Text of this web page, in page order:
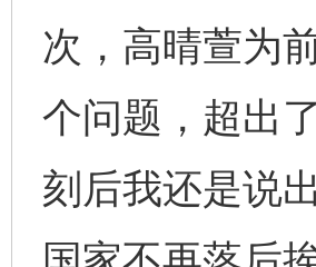
次，高晴萱为
个问题，超出
刻后我还是说